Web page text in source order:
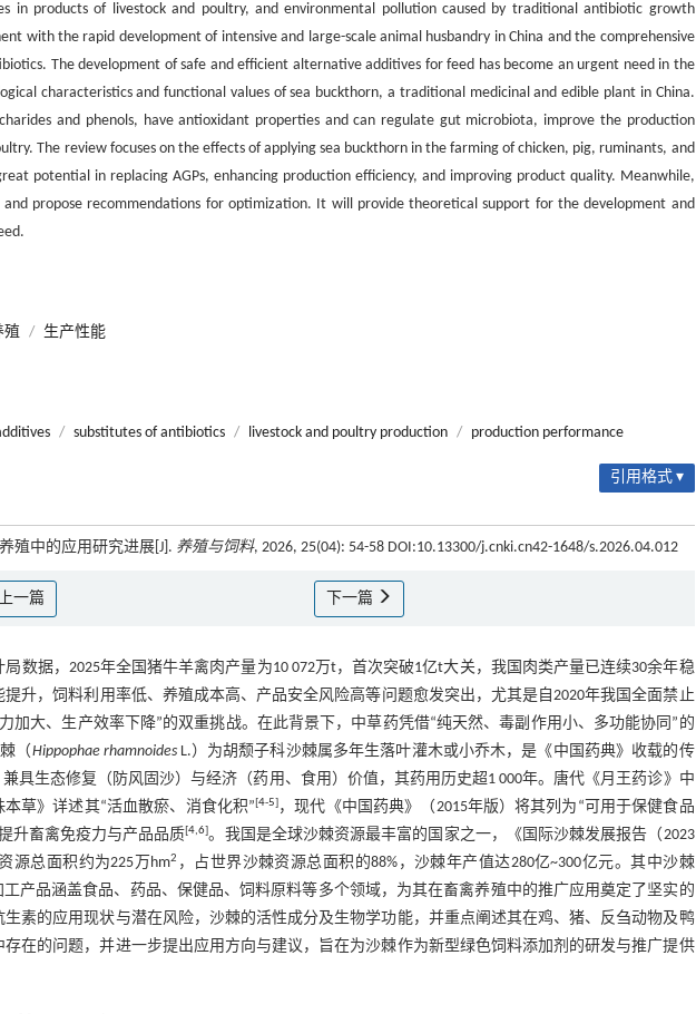
in products of livestock and poultry, and environmental pollution caused by traditional antibiotic growth
with the rapid development of intensive and large-scale animal husbandry in China and the comprehensive
The development of safe and efficient alternative additives for feed has become an urgent need in the
characteristics and functional values of sea buckthorn, a traditional medicinal and edible plant in China.
and phenols, have antioxidant properties and can regulate gut microbiota, improve the production
The review focuses on the effects of applying sea buckthorn in the farming of chicken, pig, ruminants, and
potential in replacing AGPs, enhancing production efficiency, and improving product quality. Meanwhile,
propose recommendations for optimization. It will provide theoretical support for the development and
殖 / 生产性能
/ substitutes of antibiotics / livestock and poultry production / production performance
引用格式 ▾
殖中的应用研究进展[J]. 养殖与饲料, 2026, 25(04): 54-58 DOI:10.13300/j.cnki.cn42-1648/s.2026.04.012
一篇 下一篇
数据，2025年全国猪牛羊禽肉产量为10 072万t，首次突破1亿t大关，我国肉类产量已连续30余年稳
升，饲料利用率低、养殖成本高、产品安全风险高等问题愈发突出，尤其是自2020年我国全面禁止
加大、生产效率下降”的双重挑战。在此背景下，中草药凭借“纯天然、毒副作用小、多功能协同”的
（Hippophae rhamnoidesL.）为胡颓子科沙棘属多年生落叶灌木或小乔木，是《中国药典》收载的传
具生态修复（防风固沙）与经济（药用、食用）价值，其药用历史超1 000年。唐代《月王药诊》中
草》详述其“活血散瘀、消食化积”[4-5] ，现代《中国药典》（2015年版）将其列为“可用于保健食品
升畜禽免疫力与产品品质[4,6]。我国是全球沙棘资源最丰富的国家之一，《国际沙棘发展报告（2023
源总面积约为225万hm2 ，占世界沙棘资源总面积的88%，沙棘年产值达280亿~300亿元。其中沙棘
产品涵盖食品、药品、保健品、饲料原料等多个领域，为其在畜禽养殖中的推广应用奠定了坚实的
素的应用现状与潜在风险，沙棘的活性成分及生物学功能，并重点阐述其在鸡、猪、反刍动物及鸭
在的问题，并进一步提出应用方向与建议，旨在为沙棘作为新型绿色饲料添加剂的研发与推广提供